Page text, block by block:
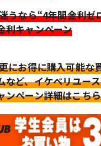
うなら“4年間金利ゼ
利キャンペーン
にお得に購入可能な
など、イケベリユー
ンペーン詳細はこちら